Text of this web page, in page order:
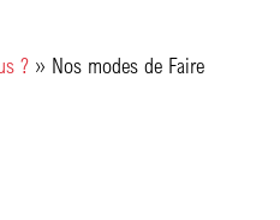
? » Nos modes de Faire